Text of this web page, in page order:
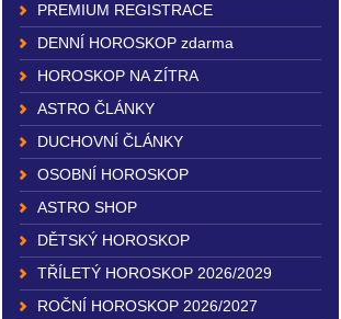
PREMIUM REGISTRACE
DENNÍ HOROSKOP zdarma
HOROSKOP NA ZÍTRA
ASTRO ČLÁNKY
DUCHOVNÍ ČLÁNKY
OSOBNÍ HOROSKOP
ASTRO SHOP
DĚTSKÝ HOROSKOP
TŘÍLETÝ HOROSKOP 2026/2029
ROČNÍ HOROSKOP 2026/2027